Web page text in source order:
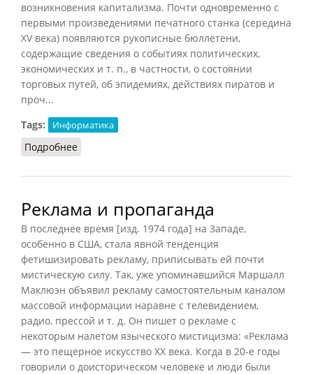
возникновения капитализма. Почти одновременно с
первыми произведениями печатного станка (середина
XV века) появляются рукописные бюллетени,
содержащие сведения о событиях политических,
экономических и т. п., в частности, о состоянии
торговых путей, об эпидемиях, действиях пиратов и
проч...
Tags:
Информатика
Подробнее
Реклама и пропаганда
В последнее время [изд. 1974 года] на Западе,
особенно в США, стала явной тенденция
фетишизировать рекламу, приписывать ей почти
мистическую силу. Так, уже упоминавшийся Маршалл
Маклюэн объявил рекламу самостоятельным каналом
массовой информации наравне с телевидением,
радио, прессой и т. д. Он пишет о рекламе с
некоторым налетом языческого мистицизма: «Реклама
— это пещерное искусство XX века. Когда в 20-е годы
говорили о доисторическом человеке и люди были